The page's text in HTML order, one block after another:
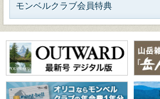
モンベルクラブ会員特典